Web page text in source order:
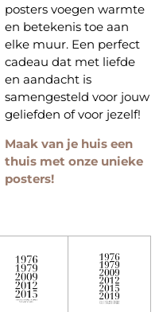
posters voegen warmte
en betekenis toe aan
elke muur. Een perfect
cadeau dat met liefde
en aandacht is
samengesteld voor jouw
geliefden of voor jezelf!
Maak van je huis een
thuis met onze unieke
posters!